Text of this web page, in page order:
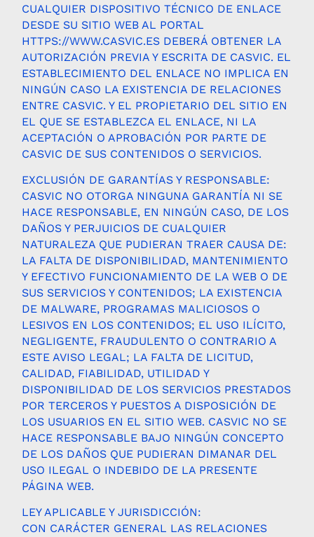
CUALQUIER DISPOSITIVO TÉCNICO DE ENLACE
DESDE SU SITIO WEB AL PORTAL
HTTPS://WWW.CASVIC.ES DEBERÁ OBTENER LA
AUTORIZACIÓN PREVIA Y ESCRITA DE CASVIC. EL
ESTABLECIMIENTO DEL ENLACE NO IMPLICA EN
NINGÚN CASO LA EXISTENCIA DE RELACIONES
ENTRE CASVIC. Y EL PROPIETARIO DEL SITIO EN
EL QUE SE ESTABLEZCA EL ENLACE, NI LA
ACEPTACIÓN O APROBACIÓN POR PARTE DE
CASVIC DE SUS CONTENIDOS O SERVICIOS.
EXCLUSIÓN DE GARANTÍAS Y RESPONSABLE:
CASVIC NO OTORGA NINGUNA GARANTÍA NI SE
HACE RESPONSABLE, EN NINGÚN CASO, DE LOS
DAÑOS Y PERJUICIOS DE CUALQUIER
NATURALEZA QUE PUDIERAN TRAER CAUSA DE:
LA FALTA DE DISPONIBILIDAD, MANTENIMIENTO
Y EFECTIVO FUNCIONAMIENTO DE LA WEB O DE
SUS SERVICIOS Y CONTENIDOS; LA EXISTENCIA
DE MALWARE, PROGRAMAS MALICIOSOS O
LESIVOS EN LOS CONTENIDOS; EL USO ILÍCITO,
NEGLIGENTE, FRAUDULENTO O CONTRARIO A
ESTE AVISO LEGAL; LA FALTA DE LICITUD,
CALIDAD, FIABILIDAD, UTILIDAD Y
DISPONIBILIDAD DE LOS SERVICIOS PRESTADOS
POR TERCEROS Y PUESTOS A DISPOSICIÓN DE
LOS USUARIOS EN EL SITIO WEB. CASVIC NO SE
HACE RESPONSABLE BAJO NINGÚN CONCEPTO
DE LOS DAÑOS QUE PUDIERAN DIMANAR DEL
USO ILEGAL O INDEBIDO DE LA PRESENTE
PÁGINA WEB.
LEY APLICABLE Y JURISDICCIÓN:
CON CARÁCTER GENERAL LAS RELACIONES